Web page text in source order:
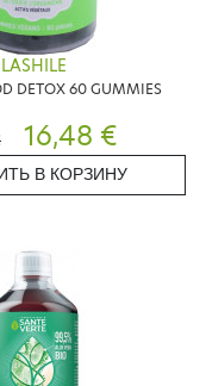
LASHILE
DETOX 60 GUMMIES
16,48 €
В КОРЗИНУ